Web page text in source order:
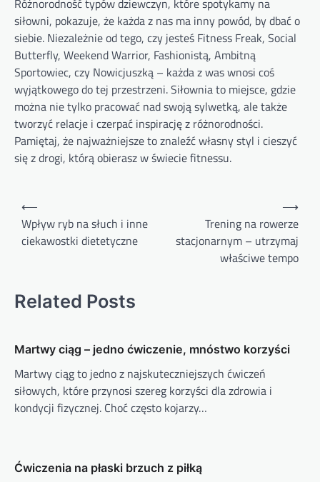
siłowni, pokazuje, że każda z nas ma inny powód, by dbać o
siebie. Niezależnie od tego, czy jesteś Fitness Freak, Social
Butterfly, Weekend Warrior, Fashionistą, Ambitną
Sportowiec, czy Nowicjuszką – każda z was wnosi coś
wyjątkowego do tej przestrzeni. Siłownia to miejsce, gdzie
można nie tylko pracować nad swoją sylwetką, ale także
tworzyć relacje i czerpać inspirację z różnorodności.
Pamiętaj, że najważniejsze to znaleźć własny styl i cieszyć
się z drogi, którą obierasz w świecie fitnessu.
Nawigacja
wpisu
⟵
Wpływ ryb na słuch i inne
ciekawostki dietetyczne
Trening na rowerze
stacjonarnym – utrzymaj
właściwe tempo
⟶
Related Posts
Martwy ciąg – jedno ćwiczenie, mnóstwo korzyści
Martwy ciąg to jedno z najskuteczniejszych ćwiczeń
siłowych, które przynosi szereg korzyści dla zdrowia i
kondycji fizycznej. Choć często kojarzy…
Ćwiczenia na płaski brzuch z piłką